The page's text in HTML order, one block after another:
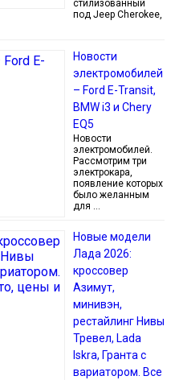
стилизованный
под Jeep Cherokee,
Новости
электромобилей
– Ford E-Transit,
BMW i3 и Chery
EQ5
Новости
электромобилей.
Рассмотрим три
электрокара,
появление которых
было желанным
для …
Новые модели
Лада 2026:
кроссовер
Азимут,
минивэн,
рестайлинг Нивы
Тревел, Lada
Iskra, Гранта с
вариатором. Все